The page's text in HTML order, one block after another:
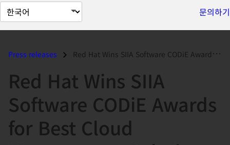
페
이
문의하기
Press releases Red Hat Wins SIIA Software CODiE Awards for Best Cloud Management Solu...
Red Hat Wins SIIA
Software CODiE Awards
for Best Cloud